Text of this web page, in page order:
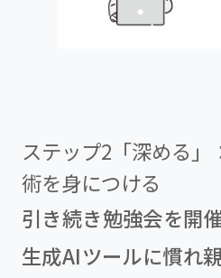
ステップ2「深める」
術を身につける
引き続き勉強会を開
生成AIツールに慣れ